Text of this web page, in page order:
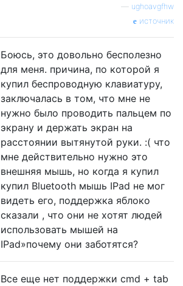
ughoavgfhw
источник
Боюсь, это довольно бесполезно
для меня. причина, по которой я
купил беспроводную клавиатуру,
заключалась в том, что мне не
нужно было проводить пальцем по
экрану и держать экран на
расстоянии вытянутой руки. :( что
мне действительно нужно это
внешняя мышь, но когда я купил
купил Bluetooth мышь IPad не мог
видеть его, поддержка яблоко
сказали , что они не хотят людей
использовать мышей на
IPad»почему они заботятся?
Все еще нет поддержки cmd + tab